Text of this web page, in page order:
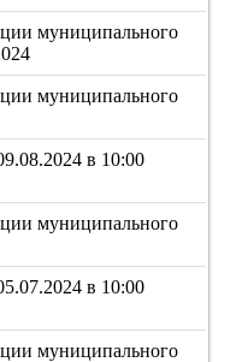
муниципального
муниципального
в 10:00
муниципального
в 10:00
муниципального